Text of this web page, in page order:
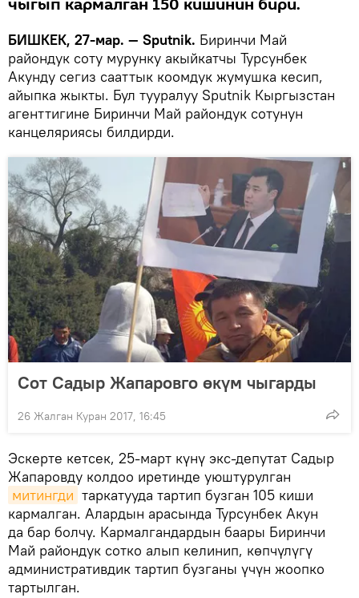
чыгып кармалган 150 кишинин бири.
БИШКЕК, 27-мар. — Sputnik. Биринчи Май
райондук соту мурунку акыйкатчы Турсунбек
Акунду сегиз сааттык коомдук жумушка кесип,
айыпка жыкты. Бул тууралуу Sputnik Кыргызстан
агенттигине Биринчи Май райондук сотунун
канцеляриясы билдирди.
Сот Садыр Жапаровго өкүм чыгарды
26 Жалган Куран 2017, 16:45
Эскерте кетсек, 25-март күнү экс-депутат Садыр
Жапаровду колдоо иретинде уюштурулган
митингди таркатууда тартип бузган 105 киши
кармалган. Алардын арасында Турсунбек Акун
да бар болчу. Кармалгандардын баары Биринчи
Май райондук сотко алып келинип, көпчүлүгү
административдик тартип бузганы үчүн жоопко
тартылган.